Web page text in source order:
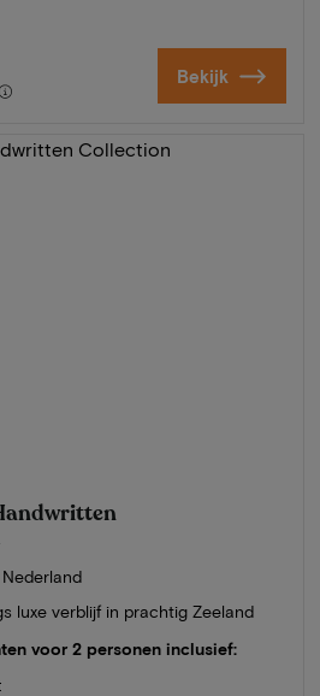
Bekijk
luxe verblijf in prachtig Zeeland
voor 2 personen inclusief: